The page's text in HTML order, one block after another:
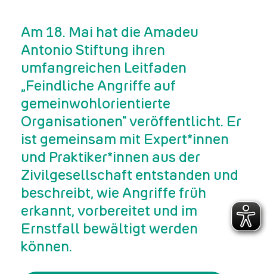
Am 18. Mai hat die Amadeu
Antonio Stiftung ihren
umfangreichen Leitfaden
„Feindliche Angriffe auf
gemeinwohlorientierte
Organisationen" veröffentlicht. Er
ist gemeinsam mit Expert*innen
und Praktiker*innen aus der
Zivilgesellschaft entstanden und
beschreibt, wie Angriffe früh
erkannt, vorbereitet und im
Ernstfall bewältigt werden
können.